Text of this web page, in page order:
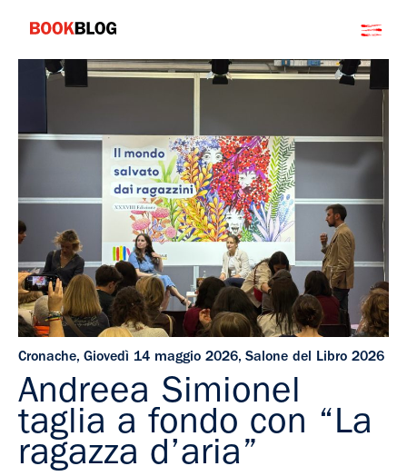
contenuto
Bookblog
Cronache, Giovedì 14 maggio 2026, Salone del Libro 2026
Andreea Simionel
taglia a fondo con “La
ragazza d’aria”